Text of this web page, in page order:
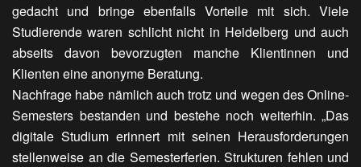
gedacht und bringe ebenfalls Vorteile mit sich. Viele
Studierende waren schlicht nicht in Heidelberg und auch
abseits davon bevorzugten manche Klientinnen und
Klienten eine anonyme Beratung.
Nachfrage habe nämlich auch trotz und wegen des Online-
Semesters bestanden und bestehe noch weiterhin. „Das
digitale Studium erinnert mit seinen Herausforderungen
stellenweise an die Semesterferien. Strukturen fehlen und